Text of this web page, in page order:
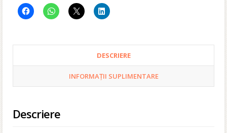
DESCRIERE
INFORMAȚII SUPLIMENTARE
Descriere